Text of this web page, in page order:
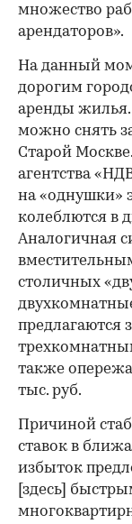
множество
арендаторов».
На данный
дорогим
аренды жилья.
можно снять
Старой
агентства
на «однушки»
колеблются в
Аналогичная
столичных
предлагаются
также
тыс. руб.
Причиной
ставок в
избыток
[здесь]